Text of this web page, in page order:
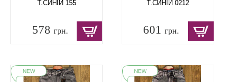
Т.СИНІЙ 155
578 грн.
Т.СИНІЙ 0212
601грн.